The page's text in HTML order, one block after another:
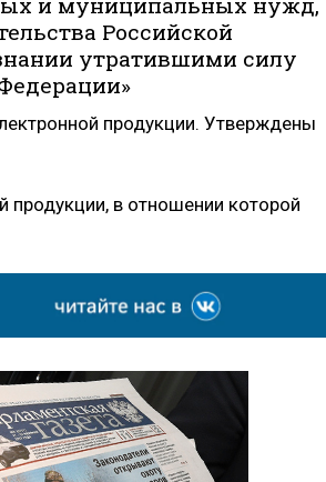
Российской
утратившими силу
продукции. Утверждены
продукции, в отношении которой